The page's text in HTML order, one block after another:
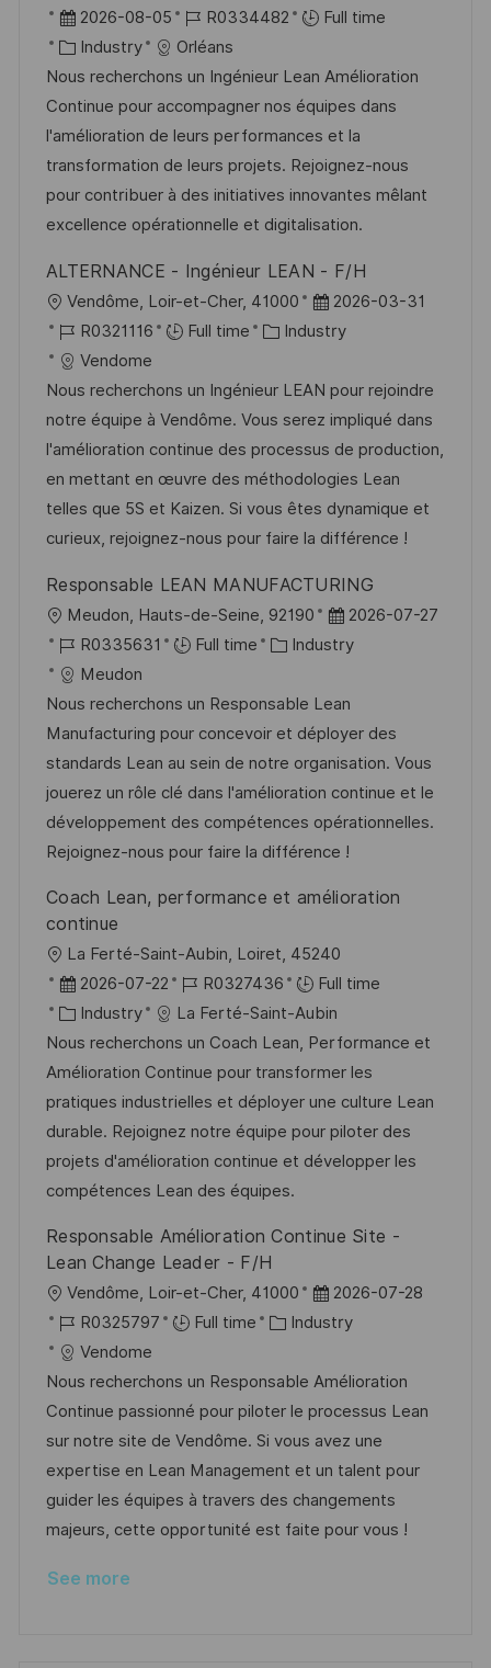
o
c
a
t
i
o
n
P
o
s
t
e
d
D
a
e
2026-08-05
J
o
b
I
d
R0334482
Full time
C
a
t
e
g
o
r
Industry
Orléans
Nous recherchons un Ingénieur Lean Amélioration
Continue pour accompagner nos équipes dans
l'amélioration de leurs performances et la
transformation de leurs projets. Rejoignez-nous
pour contribuer à des initiatives innovantes mêlant
excellence opérationnelle et digitalisation.
ALTERNANCE - Ingénieur LEAN - F/H
L
o
c
a
t
i
o
n
Vendôme, Loir-et-Cher, 41000
P
o
t
e
d
D
a
t
2026-03-31
J
o
b
I
d
R0321116 Full time
C
t
e
g
o
r
y
Industry
Vendome
Nous recherchons un Ingénieur LEAN pour rejoindre
notre équipe à Vendôme. Vous serez impliqué dans
l'amélioration continue des processus de production,
en mettant en œuvre des méthodologies Lean
telles que 5S et Kaizen. Si vous êtes dynamique et
curieux, rejoignez-nous pour faire la différence !
Responsable LEAN MANUFACTURING
L
o
c
a
t
i
o
n
Meudon, Hauts-de-Seine, 92190
P
o
t
e
d
D
a
t
2026-07-27
J
o
b
I
d
R0335631 Full time
C
t
e
g
o
r
y
Industry
Meudon
Nous recherchons un Responsable Lean
Manufacturing pour concevoir et déployer des
standards Lean au sein de notre organisation. Vous
jouerez un rôle clé dans l'amélioration continue et le
développement des compétences opérationnelles.
Rejoignez-nous pour faire la différence !
Coach Lean, performance et amélioration
continue
L
o
c
a
t
i
o
n
La Ferté-Saint-Aubin, Loiret, 45240
P
o
s
t
e
d
D
a
e
2026-07-22
J
o
b
I
d
R0327436
Full time
C
a
t
e
g
o
r
Industry
La Ferté-Saint-Aubin
Nous recherchons un Coach Lean, Performance et
Amélioration Continue pour transformer les
pratiques industrielles et déployer une culture Lean
durable. Rejoignez notre équipe pour piloter des
projets d'amélioration continue et développer les
compétences Lean des équipes.
Responsable Amélioration Continue Site -
Lean Change Leader - F/H
L
o
c
a
t
i
o
n
Vendôme, Loir-et-Cher, 41000
P
o
t
e
d
D
a
t
2026-07-28
J
o
b
I
d
R0325797 Full time
C
t
e
g
o
r
y
Industry
Vendome
Nous recherchons un Responsable Amélioration
Continue passionné pour piloter le processus Lean
sur notre site de Vendôme. Si vous avez une
expertise en Lean Management et un talent pour
guider les équipes à travers des changements
majeurs, cette opportunité est faite pour vous !
See more